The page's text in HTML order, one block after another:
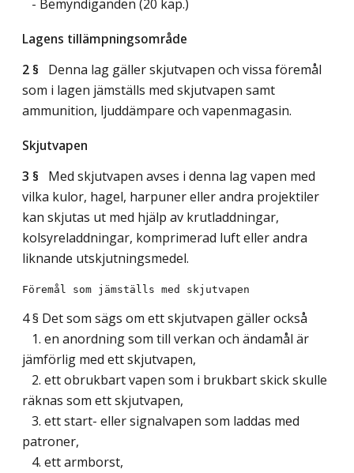
- Bemyndiganden (20 kap.)
Lagens tillämpningsområde
2 § Denna lag gäller skjutvapen och vissa föremål
som i lagen jämställs med skjutvapen samt
ammunition, ljuddämpare och vapenmagasin.
Skjutvapen
3 § Med skjutvapen avses i denna lag vapen med
vilka kulor, hagel, harpuner eller andra projektiler
kan skjutas ut med hjälp av krutladdningar,
kolsyreladdningar, komprimerad luft eller andra
liknande utskjutningsmedel.
4 § Det som sägs om ett skjutvapen gäller också
1. en anordning som till verkan och ändamål är
jämförlig med ett skjutvapen,
2. ett obrukbart vapen som i brukbart skick skulle
räknas som ett skjutvapen,
3. ett start- eller signalvapen som laddas med
patroner,
4. ett armborst,